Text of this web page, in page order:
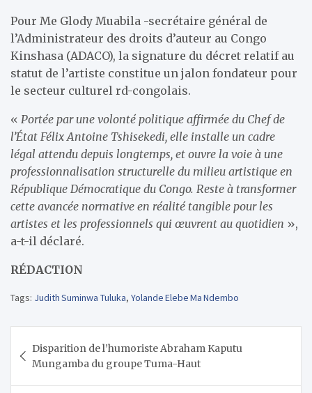
Pour Me Glody Muabila -secrétaire général de
l’Administrateur des droits d’auteur au Congo
Kinshasa (ADACO), la signature du décret relatif au
statut de l’artiste constitue un jalon fondateur pour
le secteur culturel rd-congolais.
« Portée par une volonté politique affirmée du Chef de
l’État Félix Antoine Tshisekedi, elle installe un cadre
légal attendu depuis longtemps, et ouvre la voie à une
professionnalisation structurelle du milieu artistique en
République Démocratique du Congo. Reste à transformer
cette avancée normative en réalité tangible pour les
artistes et les professionnels qui œuvrent au quotidien »,
a-t-il déclaré.
RÉDACTION
Tags: Judith Suminwa Tuluka, Yolande Elebe Ma Ndembo
de
l’article
Disparition de l’humoriste Abraham Kaputu
Mungamba du groupe Tuma-Haut